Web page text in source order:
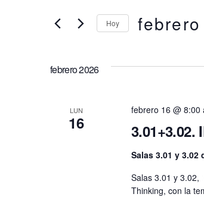
búsqueda
de
Busca
la
Hoy febrero
fecha.
febrero 2026
LUN
16
febrero 16 @ 8:00
Salas 3.01 y 3.02
Salas 3.01 y 3.02,
Thinking, con la